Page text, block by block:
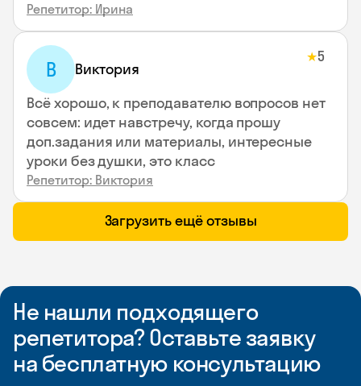
Репетитор: Ирина
В Виктория
★5
Всё хорошо, к преподавателю вопросов нет
совсем: идет навстречу, когда прошу
доп.задания или материалы, интересные
уроки без душки, это класс
Репетитор: Виктория
Загрузить ещё отзывы
Не нашли подходящего
репетитора? Оставьте заявку
на бесплатную консультацию